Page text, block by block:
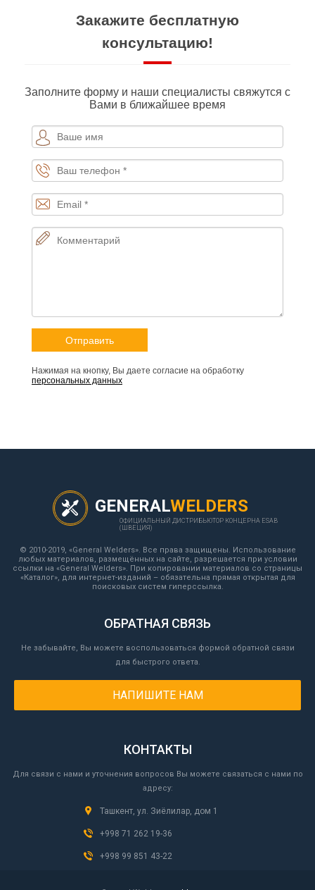
Закажите бесплатную
консультацию!
Заполните форму и наши специалисты свяжутся с
Вами в ближайшее время
Нажимая на кнопку, Вы даете согласие на обработку
персональных данных
GENERALWELDERS
ОФИЦИАЛЬНЫЙ ДИСТРИБЬЮТОР КОНЦЕРНА ESAB
(ШВЕЦИЯ)
© 2010-2019, «General Welders». Все права защищены. Использование
любых материалов, размещённых на сайте, разрешается при условии
ссылки на «General Welders». При копировании материалов со страницы
«Каталог», для интернет-изданий – обязательна прямая открытая для
поисковых систем гиперссылка.
ОБРАТНАЯ СВЯЗЬ
Не забывайте, Вы можете воспользоваться формой обратной связи
для быстрого ответа.
НАПИШИТЕ НАМ
КОНТАКТЫ
Для связи с нами и уточнения вопросов Вы можете связаться с нами по
адресу:
Ташкент, ул. Зиёлилар, дом 1
+998 71 262 19-36
+998 99 851 43-22